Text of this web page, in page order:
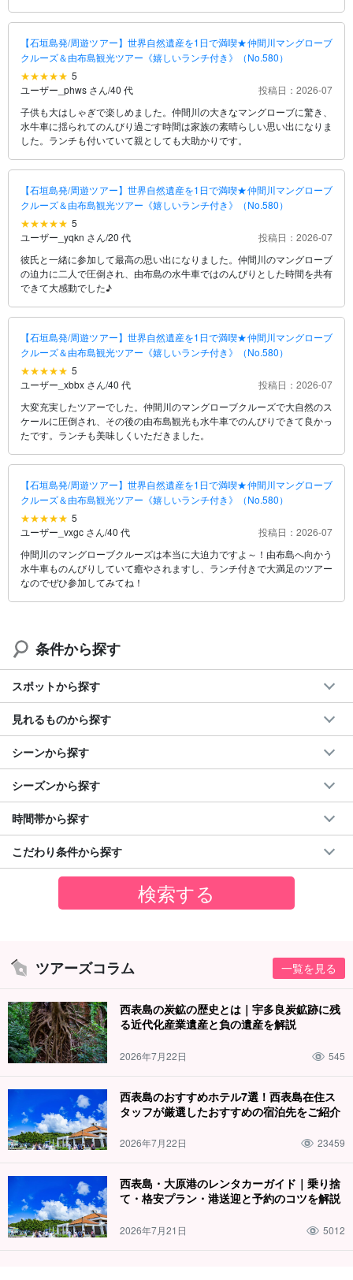
【石垣島発/周遊ツアー】世界自然遺産を1日で満喫★仲間川マングローブ
クルーズ＆由布島観光ツアー《嬉しいランチ付き》（No.580）
5
ユーザー_phws さん/40 代
投稿日：2026-07
子供も大はしゃぎで楽しめました。仲間川の大きなマングローブに驚き、
水牛車に揺られてのんびり過ごす時間は家族の素晴らしい思い出になりま
した。ランチも付いていて親としても大助かりです。
【石垣島発/周遊ツアー】世界自然遺産を1日で満喫★仲間川マングローブ
クルーズ＆由布島観光ツアー《嬉しいランチ付き》（No.580）
5
ユーザー_yqkn さん/20 代
投稿日：2026-07
彼氏と一緒に参加して最高の思い出になりました。仲間川のマングローブ
の迫力に二人で圧倒され、由布島の水牛車ではのんびりとした時間を共有
できて大感動でした♪
【石垣島発/周遊ツアー】世界自然遺産を1日で満喫★仲間川マングローブ
クルーズ＆由布島観光ツアー《嬉しいランチ付き》（No.580）
5
ユーザー_xbbx さん/40 代
投稿日：2026-07
大変充実したツアーでした。仲間川のマングローブクルーズで大自然のス
ケールに圧倒され、その後の由布島観光も水牛車でのんびりできて良かっ
たです。ランチも美味しくいただきました。
【石垣島発/周遊ツアー】世界自然遺産を1日で満喫★仲間川マングローブ
クルーズ＆由布島観光ツアー《嬉しいランチ付き》（No.580）
5
ユーザー_vxgc さん/40 代
投稿日：2026-07
仲間川のマングローブクルーズは本当に大迫力ですよ～！由布島へ向かう
水牛車ものんびりしていて癒やされますし、ランチ付きで大満足のツアー
なのでぜひ参加してみてね！
条件から探す
スポットから探す
見れるものから探す
シーンから探す
シーズンから探す
時間帯から探す
こだわり条件から探す
ツアーズコラム 一覧を見る
西表島の炭鉱の歴史とは｜宇多良炭鉱跡に残
る近代化産業遺産と負の遺産を解説
2026年7月22日 545
西表島のおすすめホテル7選！西表島在住ス
タッフが厳選したおすすめの宿泊先をご紹介
2026年7月22日 23459
西表島・大原港のレンタカーガイド｜乗り捨
て・格安プラン・港送迎と予約のコツを解説
2026年7月21日 5012